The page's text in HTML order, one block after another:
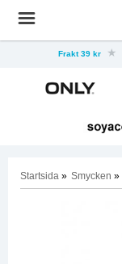
Frakt 39 kr
Startsida » Smycken »